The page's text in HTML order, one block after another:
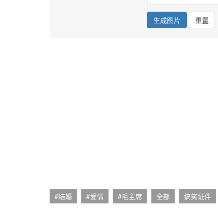
生成图片 重置
#结婚 #爱情 #毛主席 全部 搞笑证件